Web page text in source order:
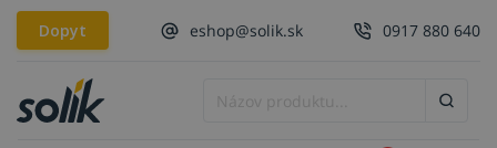
Dopyt eshop@solik.sk 0917 880 640